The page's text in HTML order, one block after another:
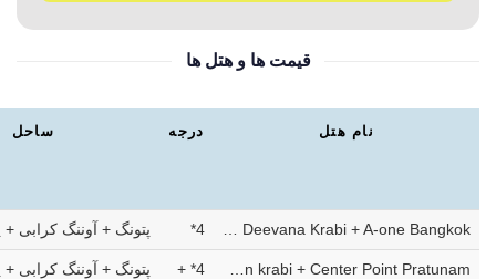
قیمت ها و هتل ها
نام هتل درجه ساحل
4* پتونگ + آوننگ کرابی +
4* + پتونگ + آوننگ کرابی +